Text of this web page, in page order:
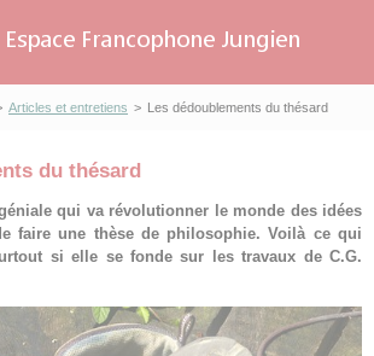
Articles et entretiens > Les dédoublements du thésard
du thésard
qui va révolutionner le monde des idées
faire une thèse de philosophie. Voilà ce qui
si elle se fonde sur les travaux de C.G.